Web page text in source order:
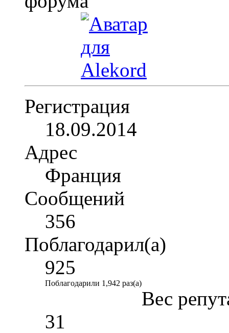
Регистрация
18.09.2014
Адрес
Франция
Сообщений
356
Поблагодарил(а)
925
Поблагодарили 1,942 раз(а)
Вес
31